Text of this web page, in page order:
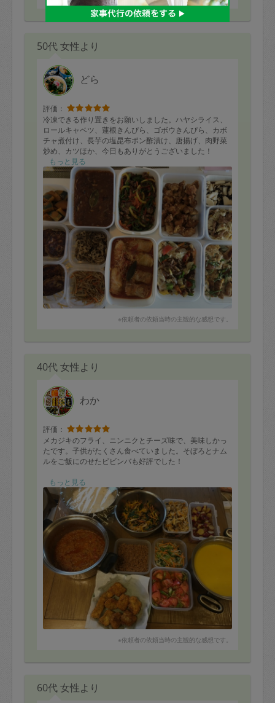
50代 女性より
どら
評価：
冷凍できる作り置きをお願いしました。ハヤシライス、
ロールキャベツ、蓮根きんぴら、ゴボウきんぴら、カボ
チャ煮付け、長芋の塩昆布ポン酢漬け、唐揚げ、肉野菜
炒め、カツほか、今日もありがとうございました！
もっと見る
※依頼者の依頼当時の主観的な感想です。
40代 女性より
わか
評価：
メカジキのフライ、ニンニクとチーズ味で、美味しかっ
たです。子供がたくさん食べていました。そぼろとナム
ルをご飯にのせたビビンバも好評でした！
☆メニュー☆
ポタージュ
サツマイモ煮
ちらし寿司
炊き込みご飯
ミートソース
メカジキのフライ
チャプチェ
ビビンバ&ナムル
トマトの酢の物
もっと見る
※依頼者の依頼当時の主観的な感想です。
60代 女性より